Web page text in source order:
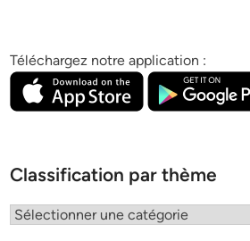
Téléchargez notre application :
Classification par thème
Classification